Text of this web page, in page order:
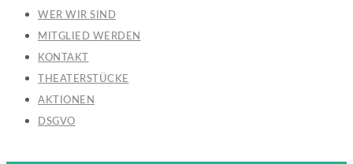
WER WIR SIND
MITGLIED WERDEN
KONTAKT
THEATERSTÜCKE
AKTIONEN
DSGVO